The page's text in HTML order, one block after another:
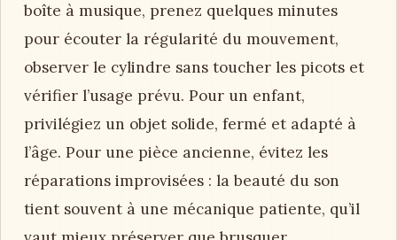
boîte à musique, prenez quelques minutes
pour écouter la régularité du mouvement,
observer le cylindre sans toucher les picots et
vérifier l’usage prévu. Pour un enfant,
privilégiez un objet solide, fermé et adapté à
l’âge. Pour une pièce ancienne, évitez les
réparations improvisées : la beauté du son
tient souvent à une mécanique patiente, qu’il